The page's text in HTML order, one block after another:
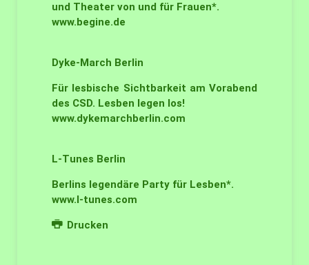
und Theater von und für Frauen*.
www.begine.de
Dyke-March Berlin
Für lesbische Sichtbarkeit am Vorabend
des CSD. Lesben legen los!
www.dykemarchberlin.com
L-Tunes Berlin
Berlins legendäre Party für Lesben*.
www.l-tunes.com
Drucken